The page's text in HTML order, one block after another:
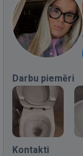
Darbu piemēri
Kontakti